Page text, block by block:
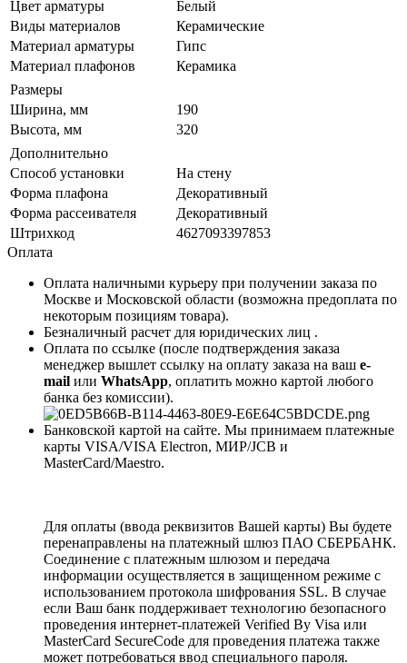
Цвет арматуры
Белый
Виды материалов
Керамические
Материал арматуры
Гипс
Материал плафонов
Керамика
Размеры
Ширина, мм
190
Высота, мм
320
Дополнительно
Способ установки
На стену
Форма плафона
Декоративный
Форма рассеивателя
Декоративный
Штрихкод
4627093397853
Оплата
Оплата наличными курьеру при получении заказа по
Москве и Московской области (возможна предоплата по
некоторым позициям товара).
Безналичный расчет для юридических лиц .
Оплата по ссылке (после подтверждения заказа
менеджер вышлет ссылку на оплату заказа на ваш e-
mail или WhatsApp, оплатить можно картой любого
банка без комиссии).
Банковской картой на сайте. Мы принимаем платежные
карты VISA/VISA Electron, МИР/JCB и
MasterCard/Maestro.
Для оплаты (ввода реквизитов Вашей карты) Вы будете
перенаправлены на платежный шлюз ПАО СБЕРБАНК.
Соединение с платежным шлюзом и передача
информации осуществляется в защищенном режиме с
использованием протокола шифрования SSL. В случае
если Ваш банк поддерживает технологию безопасного
проведения интернет-платежей Verified By Visa или
MasterCard SecureCode для проведения платежа также
может потребоваться ввод специального пароля.